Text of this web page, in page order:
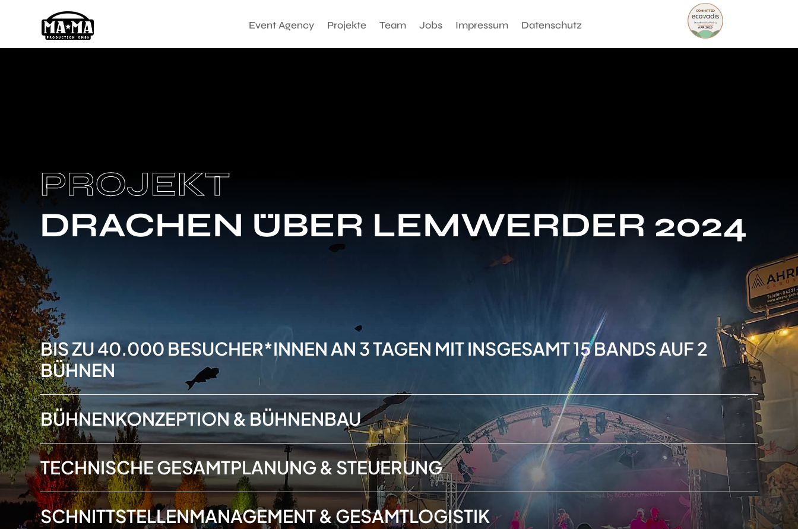
Event Agency Projekte Team Jobs Impressum Datenschutz
PROJEKT
DRACHEN ÜBER LEMWERDER 2024
BIS ZU40.000 BESUCHER*INNENAN 3 TAGEN MIT INSGESAMT 15 BANDS AUF 2
BÜHNEN
BÜHNENKONZEPTION & BÜHNENBAU
TECHNISCHE GESAMTPLANUNG & STEUERUNG
SCHNITTSTELLENMANAGEMENT & GESAMTLOGISTIK